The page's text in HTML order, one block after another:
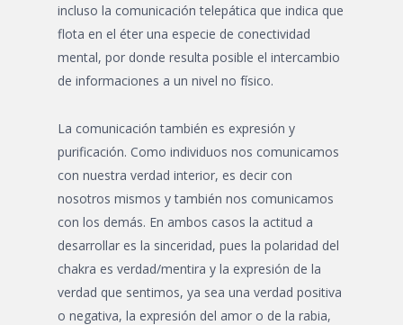
incluso la comunicación telepática que indica que
flota en el éter una especie de conectividad
mental, por donde resulta posible el intercambio
de informaciones a un nivel no físico.
La comunicación también es expresión y
purificación. Como individuos nos comunicamos
con nuestra verdad interior, es decir con
nosotros mismos y también nos comunicamos
con los demás. En ambos casos la actitud a
desarrollar es la sinceridad, pues la polaridad del
chakra es verdad/mentira y la expresión de la
verdad que sentimos, ya sea una verdad positiva
o negativa, la expresión del amor o de la rabia,